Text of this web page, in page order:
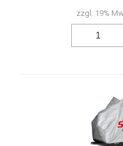
zzgl. 19%